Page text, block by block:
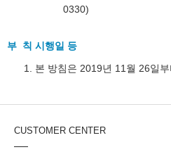
0330)
부 칙 시행일 등
본 방침은 2019년 11월 26일부
CUSTOMER CENTER